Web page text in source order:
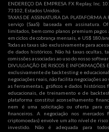
ENDEREÇO DA EMPRESA FX Replay, Inc.
73102, Estados Unidos.
TAXAS DE ASSINATURA DA PLATAFORMA
serviço (SaaS) baseada em assinatura.
limitados, bem como planos premium
em ciclos de cobrança mensais, e US$ 180/
Todas as taxas são exclusivamente para
de dados históricos. Não há taxas ocultas,
comissões associadas ao uso do nosso
DIVULGAÇÃO DE RISCOS E
exclusivamente de backtesting e
negociações reais, não facilita negociações
as ferramentas, gráficos e dados
educacionais, de treinamento e de
plataforma constitui aconselhamento
nem é uma solicitação ou oferta para
financeiros. A negociação nos
criptomoedas) envolve um alto nível de
investido. Não é adequada para